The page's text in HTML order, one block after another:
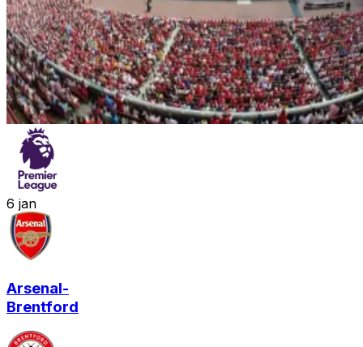
6 jan
Arsenal-
Brentford